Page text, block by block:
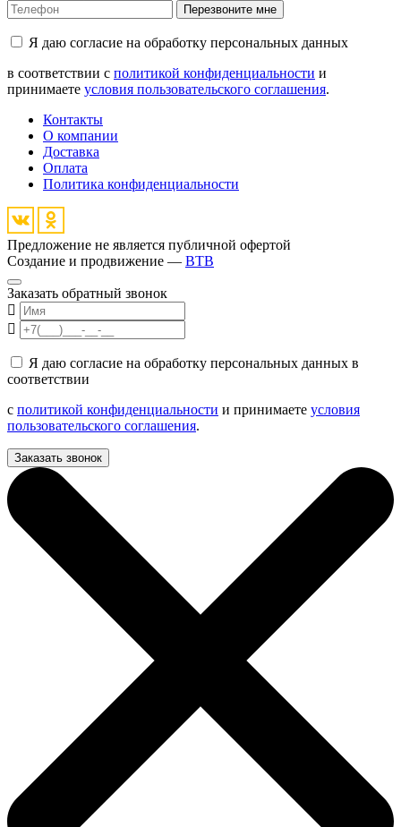
Перезвоните мне
Я даю согласие на обработку персональных данных
в соответствии с политикой конфиденциальности и
принимаете условия пользовательского соглашения.
Контакты
О компании
Доставка
Оплата
Политика конфиденциальности
Предложение не является публичной офертой
Создание и продвижение — BTB
Заказать обратный звонок
Я даю согласие на обработку персональных данных в
соответствии
с политикой конфиденциальности и принимаете условия
пользовательского соглашения.
Заказать звонок